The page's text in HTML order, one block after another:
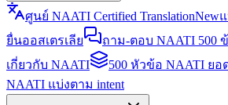
ศูนย์ NAATI Certified TranslationNew
ยื่นออสเตรเลีย
ถาม-ตอบ NAATI 500
เกี่ยวกับ NAATI
500 หัวข้อ NAATI ยอ
NAATI แบ่งตาม intent